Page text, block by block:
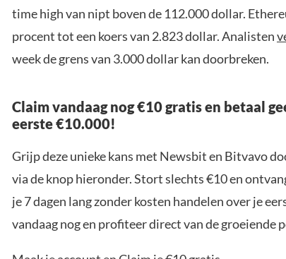
time high van nipt boven de 112.000 dollar.
procent tot een koers van 2.823 dollar. Analisten
week de grens van 3.000 dollar kan doorbreken.
Claim vandaag nog €10 gratis en betaal
eerste €10.000!
Grijp deze unieke kans met Newsbit en Bitvavo
via de knop hieronder. Stort slechts €10 en
je 7 dagen lang zonder kosten handelen over je
vandaag nog en profiteer direct van de